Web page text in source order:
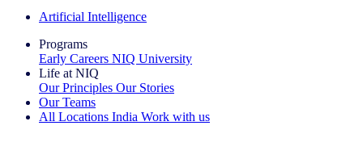
Artificial Intelligence
Programs
Early Careers NIQ University
Life at NIQ
Our Principles Our Stories
Our Teams
All Locations India Work with us